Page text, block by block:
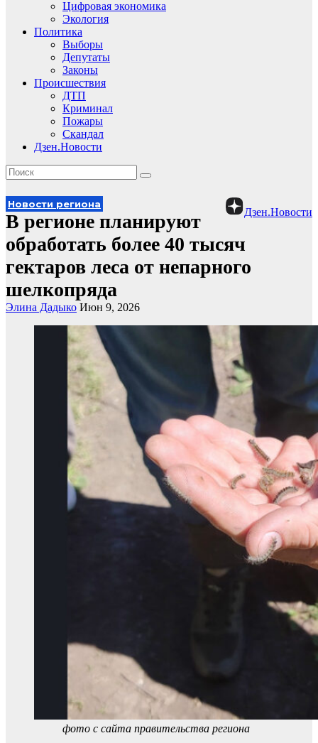
Цифровая экономика
Экология
Политика
Выборы
Депутаты
Законы
Происшествия
ДТП
Криминал
Пожары
Скандал
Дзен.Новости
Дзен.Новости
Новости региона
В регионе планируют
обработать более 40 тысяч
гектаров леса от непарного
шелкопряда
Элина Дадыко Июн 9, 2026
фото с сайта правительства региона